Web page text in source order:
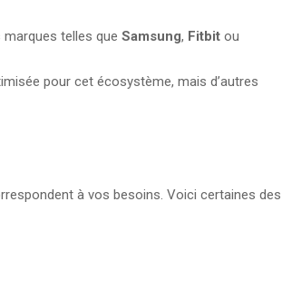
telles que Samsung, Fitbit ou
pour cet écosystème, mais d’autres
à vos besoins. Voici certaines des